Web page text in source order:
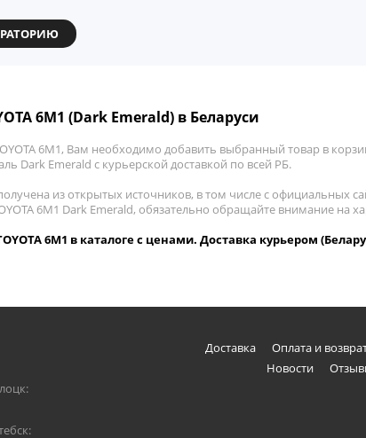
6M1 (Dark Emerald) в Беларуси
6M1, Вам необходимо добавить выбранный товар в
Dark Emerald с курьерской доставкой по всей РБ.
из открытых источников, в том числе с официальных
6M1 Dark Emerald, обязательно обращайте внимание на
6M1 в каталоге с ценами. Доставка курьером
Доставка Оплата и
Новости